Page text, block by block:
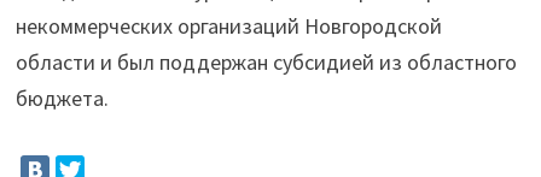
некоммерческих организаций Новгородской
области и был поддержан субсидией из областного
бюджета.